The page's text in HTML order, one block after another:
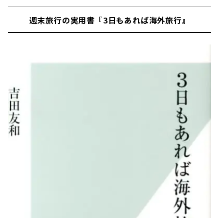
週末旅行の実用書『3日もあれば海外旅行』